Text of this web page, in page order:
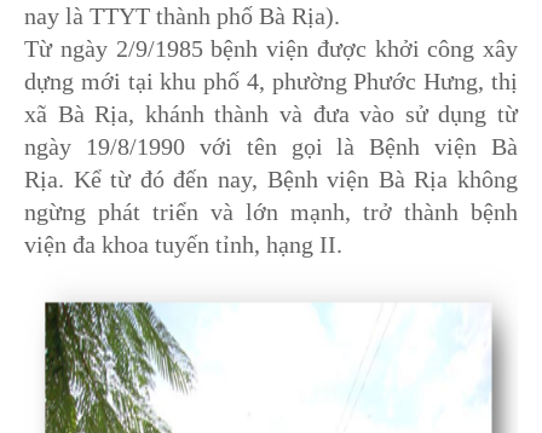
nay là TTYT thành phố Bà Rịa).
Từ ngày 2/9/1985 bệnh viện được khởi công xây
dựng mới tại khu phố 4, phường Phước Hưng, thị
xã Bà Rịa, khánh thành và đưa vào sử dụng từ
ngày 19/8/1990 với tên gọi là Bệnh viện Bà
Rịa. Kể từ đó đến nay, Bệnh viện Bà Rịa không
ngừng phát triển và lớn mạnh, trở thành bệnh
viện đa khoa tuyến tỉnh, hạng II.